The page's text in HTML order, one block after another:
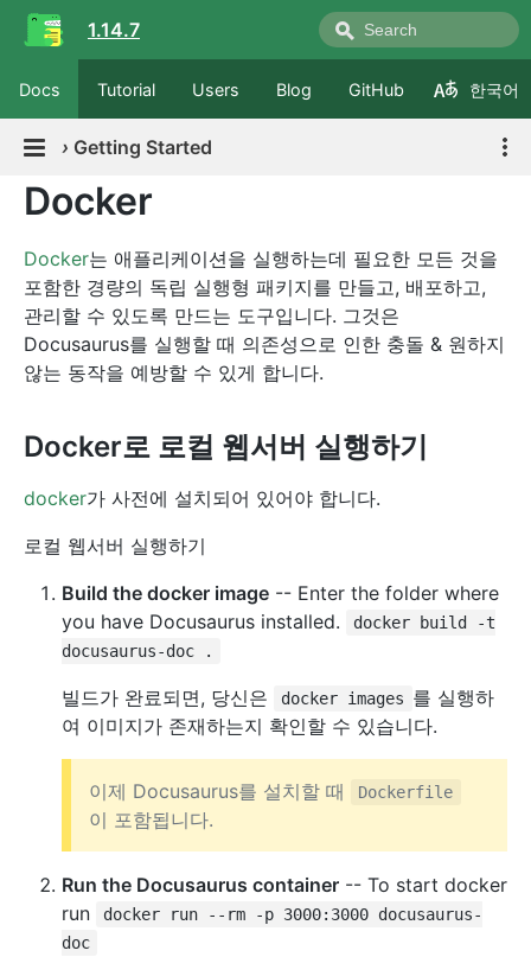
1.14.7
Docs Tutorial Users Blog GitHub 한국어
› Getting Started
Docker
Docker는 애플리케이션을 실행하는데 필요한 모든 것을
포함한 경량의 독립 실행형 패키지를 만들고, 배포하고,
관리할 수 있도록 만드는 도구입니다. 그것은
Docusaurus를 실행할 때 의존성으로 인한 충돌 & 원하지
않는 동작을 예방할 수 있게 합니다.
Docker로 로컬 웹서버 실행하기
docker가 사전에 설치되어 있어야 합니다.
로컬 웹서버 실행하기
Build the docker image -- Enter the folder where
you have Docusaurus installed.
docker build -t
docusaurus-doc .
빌드가 완료되면, 당신은 docker images 를 실행하
여 이미지가 존재하는지 확인할 수 있습니다.
이제 Docusaurus를 설치할 때 Dockerfile
이 포함됩니다.
Run the Docusaurus container -- To start docker
run
docker run --rm -p 3000:3000 docusaurus-
doc